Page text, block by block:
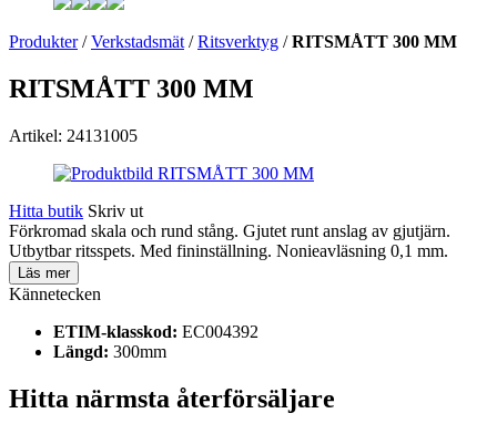
Produkter/Verkstadsmät /Ritsverktyg /RITSMÅTT 300 MM
RITSMÅTT 300 MM
Artikel: 24131005
Hitta butik Skriv ut
Förkromad skala och rund stång. Gjutet runt anslag av gjutjärn.
Utbytbar ritsspets. Med fininställning. Nonieavläsning 0,1 mm.
Läs mer
Kännetecken
ETIM-klasskod: EC004392
Längd: 300mm
Hitta närmsta återförsäljare